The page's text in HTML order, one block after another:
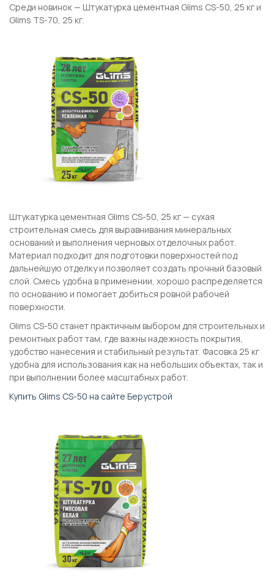
Среди новинок — Штукатурка цементная Glims CS-50, 25 кг и
Glims TS-70, 25 кг.
Штукатурка цементная Glims CS-50, 25 кг — сухая
строительная смесь для выравнивания минеральных
оснований и выполнения черновых отделочных работ.
Материал подходит для подготовки поверхностей под
дальнейшую отделку и позволяет создать прочный базовый
слой. Смесь удобна в применении, хорошо распределяется
по основанию и помогает добиться ровной рабочей
поверхности.
Glims CS-50 станет практичным выбором для строительных и
ремонтных работ там, где важны надежность покрытия,
удобство нанесения и стабильный результат. Фасовка 25 кг
удобна для использования как на небольших объектах, так и
при выполнении более масштабных работ.
Купить Glims CS-50 на сайте Берустрой